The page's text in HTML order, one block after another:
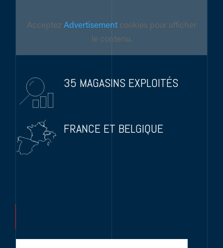
Acceptez Advertisementcookies pour afficher
le contenu.
35 MAGASINS EXPLOITÉS
FRANCE ET BELGIQUE